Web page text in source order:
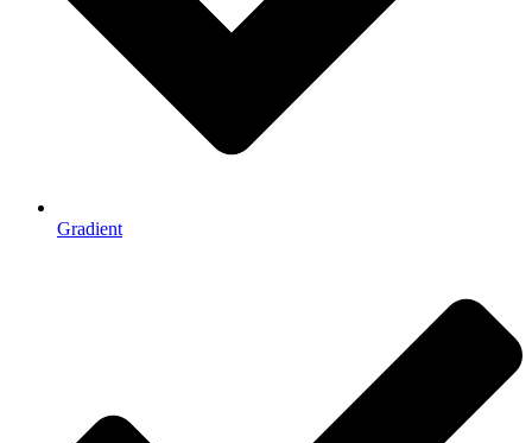
Gradient